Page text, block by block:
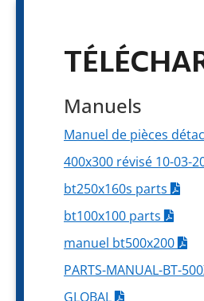
Manuels
Manuel de pièces
400x300 révisé 10-03-
bt250x160s parts
bt100x100 parts
manuel bt500x200
PARTS-MANUAL-BT-
GLOBAL